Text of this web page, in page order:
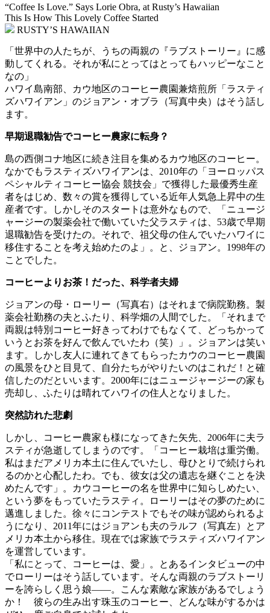
“Coffee Is Love.” Says Lorie Obra, at Rusty’s Hawaiian
This Is How This Lovely Coffee Started
RUSTY’S HAWAIIAN
「世界中の人たちが、うちの両親の『ラブストーリー』に感
動してくれる。それが私にとってはとってもハッピーなこと
なの」
ハワイ島南部、カウ地区のコーヒー農園兼焙煎所「ラスティ
ズハワイアン」のジョアン・オブラ（写真中央）はそう話し
ます。
早期退職勧告でコーヒー農家に転身？
島の西側コナ地区に続き注目を集めるカウ地区のコーヒー。
なかでもラスティズハワイアンは、2010年の「ヨーロッパス
ペシャルティコーヒー協会 競技会」で獲得した最優秀生産
者をはじめ、数々の賞を獲得している近年人気急上昇中の生
産者です。しかしそのスタートは意外なもので、「ニュージ
ャージーの製薬会社で働いていた父ラスティは、53歳で早期
退職勧告を受けたの。それで、祖父母の住んでいたハワイに
移住することを考え始めたのよ」。と、ジョアン。1998年の
ことでした。
コーヒーよりお茶！だった、科学者夫婦
ジョアンの母・ローリー（写真右）はそれまで病院勤務。製
薬会社勤務の夫とふたり、科学畑の人間でした。「それまで
両親は特別コーヒー好きってわけでもなくて、どっちかって
いうとお茶を好んで飲んでいたわ（笑）」。ジョアンは笑い
ます。しかし友人に連れてきてもらったカウのコーヒー農園
の風景をひと目見て、自分たちがやりたいのはこれだ！と確
信したのだといいます。2000年にはニュージャージーの家も
売却し、ふたりは晴れてハワイの住人となりました。
突然訪れた悲劇
しかし、コーヒー農家も様になってきた矢先、2006年に夫ラ
スティが急逝してしまうのです。「コーヒー栽培は重労働。
私はまだアメリカ本土に住んでいたし、母ひとりで続けられ
るのかと心配したわ。でも、彼女は父の遺志を継ぐことを決
めたんです」。カウコーヒーの名を世界中に知らしめたい、
という夢をもっていたラスティ。ローリーはその夢のために
邁進しました。徐々にコンテストでもその味が認められるよ
うになり、2011年にはジョアンも夫のラルフ（写真左）とア
メリカ本土から移住。現在では家族でラスティズハワイアン
を運営しています。
「私にとって、コーヒーは、愛」。とあるインタビューの中
でローリーはそう話しています。そんな両親のラブストーリ
ーを誇らしく思う娘――。こんな素敵な家族があるでしょう
か！ 彼らの生み出す珠玉のコーヒー、どんな味がするかは